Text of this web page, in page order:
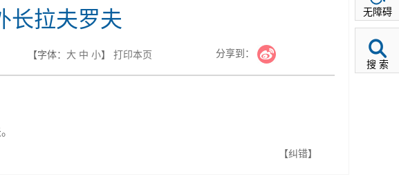
长拉夫罗夫
【字体： 大 中 小】 打印本页 分享到：
【纠错】
无障碍
搜 索